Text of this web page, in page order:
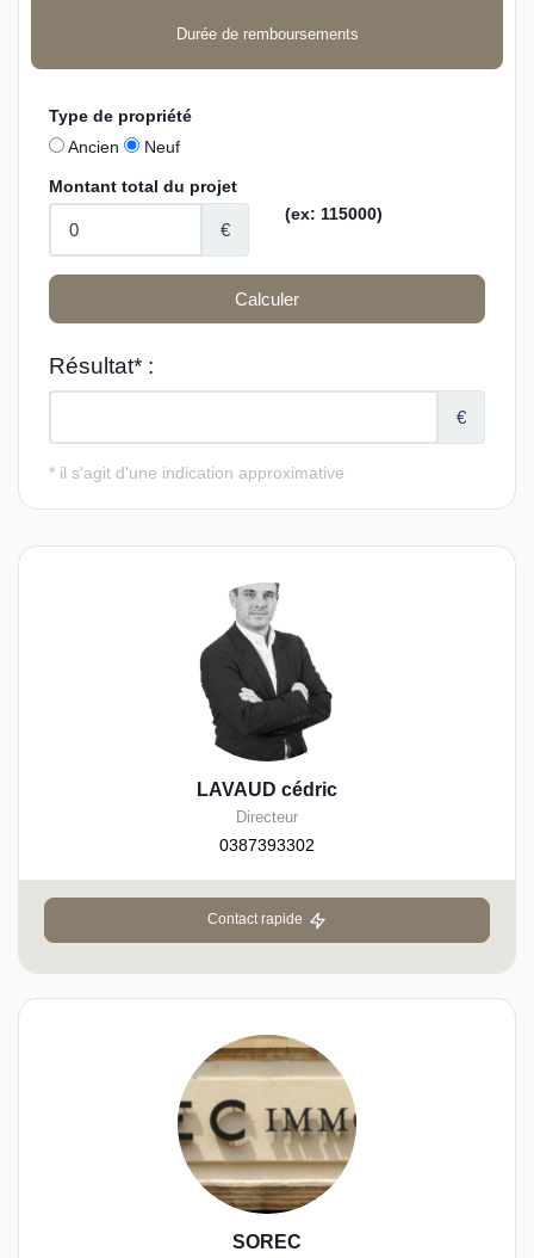
Durée de remboursements
LAVAUD cédric
Directeur
0387393302
Contact rapide
SOREC